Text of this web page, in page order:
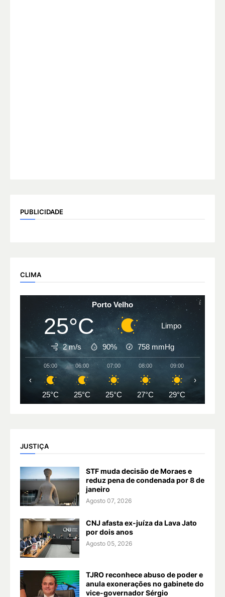
PUBLICIDADE
CLIMA
Porto Velho
25°C Limpo
2 m/s 90% 758 mmHg
05:00
25°C
06:00
25°C
07:00
25°C
08:00
27°C
09:00
29°C
‹ ›
JUSTIÇA
STF muda decisão de Moraes e
reduz pena de condenada por 8 de
janeiro
Agosto 07, 2026
CNJ afasta ex-juíza da Lava Jato
por dois anos
Agosto 05, 2026
TJRO reconhece abuso de poder e
anula exonerações no gabinete do
vice-governador Sérgio